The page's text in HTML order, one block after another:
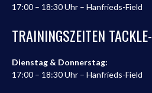
17:00 – 18:30 Uhr – Hanfrieds-Field
TRAININGSZEITEN
Dienstag & Donnerstag:
17:00 – 18:30 Uhr – Hanfrieds-Field